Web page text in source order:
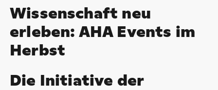
Wissenschaft neu
erleben: AHA Events im
Herbst
Die Initiative der